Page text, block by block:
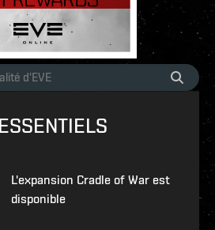
L'expansion Cradle of War est
disponible